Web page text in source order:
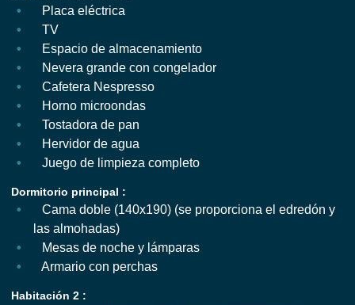
Placa eléctrica
TV
Espacio de almacenamiento
Nevera grande con congelador
Cafetera Nespresso
Horno microondas
Tostadora de pan
Hervidor de agua
Juego de limpieza completo
Dormitorio principal :
Cama doble (140x190) (se proporciona el edredón y
las almohadas)
Mesas de noche y lámparas
Armario con perchas
Habitación 2 :